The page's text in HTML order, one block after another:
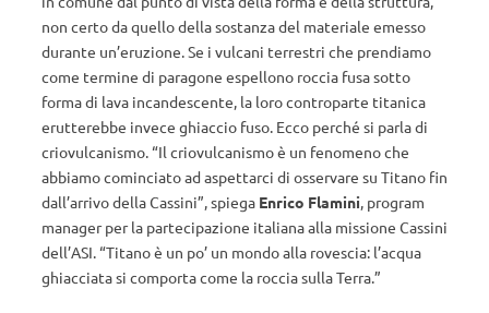
non certo da quello della sostanza del materiale emesso
durante un’eruzione. Se i vulcani terrestri che prendiamo
come termine di paragone espellono roccia fusa sotto
forma di lava incandescente, la loro controparte titanica
erutterebbe invece ghiaccio fuso. Ecco perché si parla di
criovulcanismo. “Il criovulcanismo è un fenomeno che
abbiamo cominciato ad aspettarci di osservare su Titano fin
dall’arrivo della Cassini”, spiega Enrico Flamini, program
manager per la partecipazione italiana alla missione Cassini
dell’ASI. “Titano è un po’ un mondo alla rovescia: l’acqua
ghiacciata si comporta come la roccia sulla Terra.”